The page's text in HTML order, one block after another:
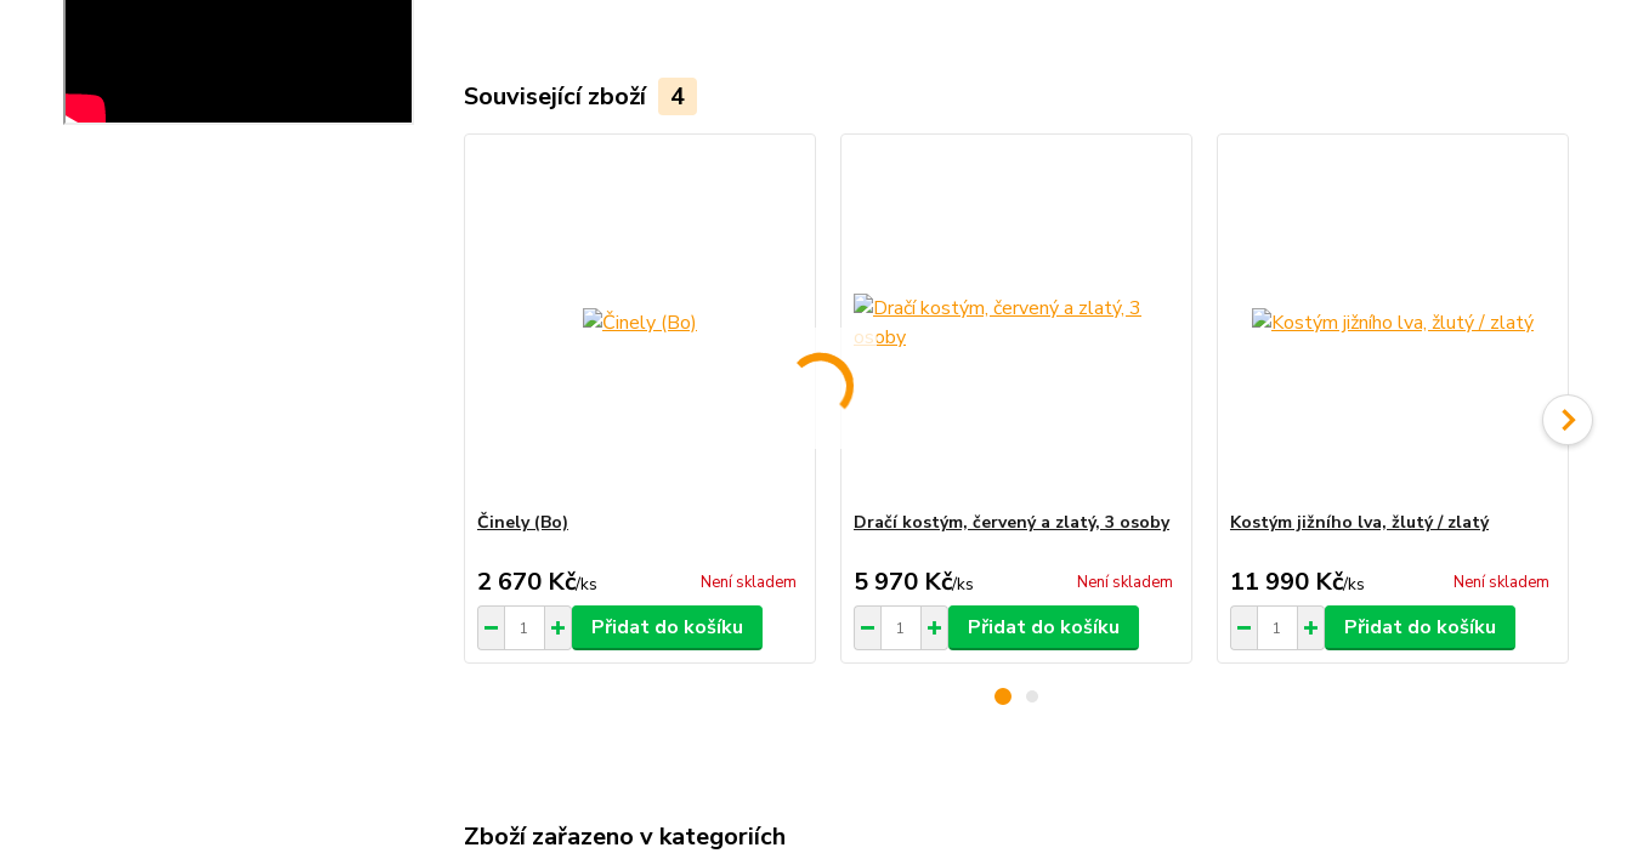
Související zboží 4
Činely (Bo)
2 670 Kč/ks Není skladem
Přidat do košíku
Dračí kostým, červený a zlatý, 3 osoby
5 970 Kč/ks Není skladem
Přidat do košíku
Kostým jižního lva, žlutý / zlatý
11 990 Kč/ks Není skladem
Přidat do košíku
Zboží zařazeno v kategoriích